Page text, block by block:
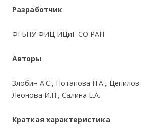
Разработчик
ФГБНУ ФИЦ ИЦиГ СО РАН
Авторы
Злобин А.С., Потапова Н.А., Цепилов
Леонова И.Н., Салина Е.А.
Краткая характеристика